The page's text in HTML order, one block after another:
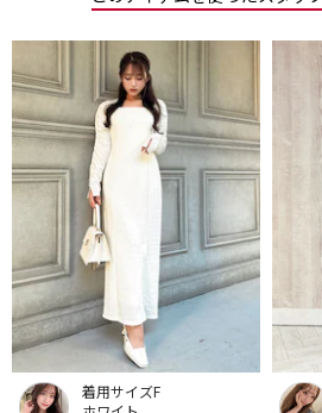
着用サイズF